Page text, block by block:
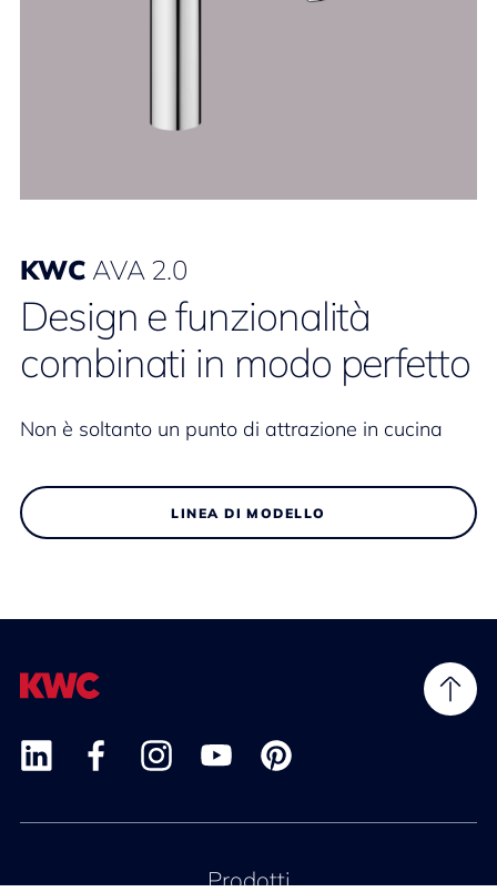
KWC AVA 2.0
Design e funzionalità
combinati in modo perfetto
Non è soltanto un punto di attrazione in cucina
LINEA DI MODELLO
Prodotti